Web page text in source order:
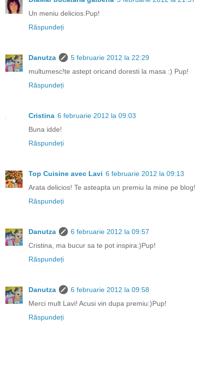
Un meniu delicios.Pup!
Răspundeți
Danutza
5 februarie 2012 la 22:29
multumesc!te astept oricand doresti la masa :) Pup!
Răspundeți
Cristina 6 februarie 2012 la 09:03
Buna idde!
Răspundeți
Top Cuisine avec Lavi 6 februarie 2012 la 09:13
Arata delicios! Te asteapta un premiu la mine pe blog!
Răspundeți
Danutza
6 februarie 2012 la 09:57
Cristina, ma bucur sa te pot inspira:)Pup!
Răspundeți
Danutza
6 februarie 2012 la 09:58
Merci mult Lavi! Acusi vin dupa premiu:)Pup!
Răspundeți